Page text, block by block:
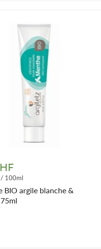
100ml
BIO argile blanche &